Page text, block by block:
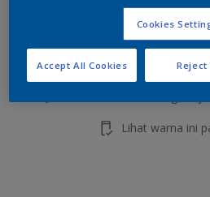
Kalkulator cat
Lihat warna ini
Cookies
Reject
Accept All Cookies